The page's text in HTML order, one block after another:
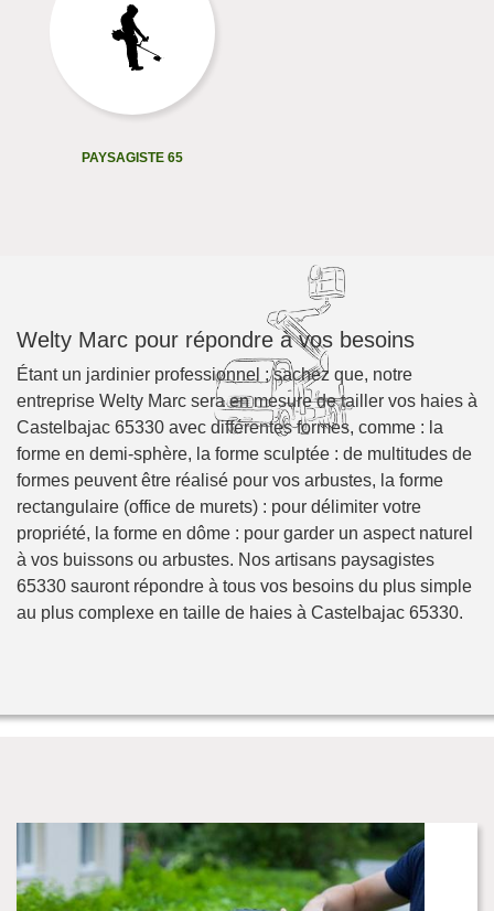
PAYSAGISTE 65
Welty Marc pour répondre à vos besoins
Étant un jardinier professionnel ; sachez que, notre
entreprise Welty Marc sera en mesure de tailler vos haies à
Castelbajac 65330 avec différentes formes, comme : la
forme en demi-sphère, la forme sculptée : de multitudes de
formes peuvent être réalisé pour vos arbustes, la forme
rectangulaire (office de murets) : pour délimiter votre
propriété, la forme en dôme : pour garder un aspect naturel
à vos buissons ou arbustes. Nos artisans paysagistes
65330 sauront répondre à tous vos besoins du plus simple
au plus complexe en taille de haies à Castelbajac 65330.